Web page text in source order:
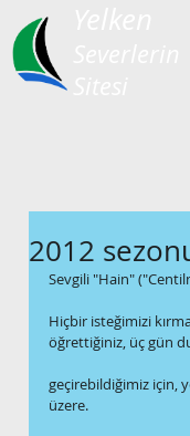
2012
Sevgili "Hain"
Hiçbir isteğimizi
öğrettiğiniz, üç gün
geçirebildiğimiz için,
üzere.